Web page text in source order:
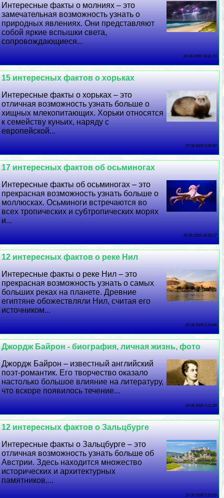
Интересные факты о молниях – это
замечательная возможность узнать о
природных явлениях. Они представляют
собой яркие вспышки света,
сопровождающиеся...
28 06 2026 18:41:23
15 интересных фактов о хорьках
Интересные факты о хорьках – это
отличная возможность узнать больше о
хищных млекопитающих. Хорьки относятся
к семейству куньих, наряду с
европейской...
27 06 2026 5:59:47
17 интересных фактов об осьминогах
Интересные факты об осьминогах – это
прекрасная возможность узнать больше о
моллюсках. Осьминоги встречаются во
всех тропических и субтропических морях
и...
26 06 2026 22:55:17
12 интересных фактов о реке Нил
Интересные факты о реке Нил – это
прекрасная возможность узнать о самых
больших реках на планете. Древние
египтяне обожествляли Нил, считая его
источником...
25 06 2026 2:16:46
Джордж Байрон - биография, личная жизнь, фото
Джордж Байрон – известный английский
поэт-романтик. Его творчество оказало
настолько большое влияние на литературу,
что вскоре появилось течение...
24 06 2026 2:31:29
12 интересных фактов о Зальцбурге
Интересные факты о Зальцбурге – это
отличная возможность узнать больше об
Австрии. Здесь находится множество
исторических и архитектурных
памятников,...
23 06 2026 5:33:29